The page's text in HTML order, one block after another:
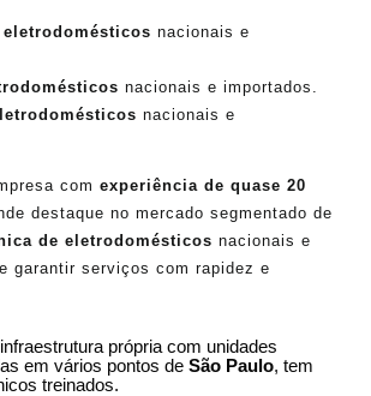
eletrodomésticos nacionais e
nacionais e importados.
nacionais e
com experiência de quase 20
destaque no mercado segmentado de
de eletrodomésticos nacionais e
garantir serviços com rapidez e
própria com unidades
em vários pontos de São Paulo, tem
treinados.